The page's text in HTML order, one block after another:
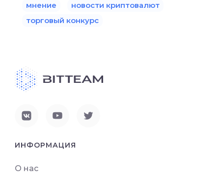
мнение
новости криптовалют
торговый конкурс
ИНФОРМАЦИЯ
О нас